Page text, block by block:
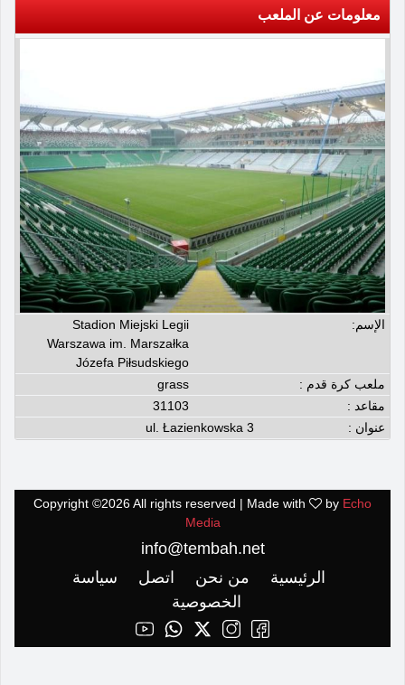
معلومات عن الملعب
الإسم:
Stadion Miejski Legii
Warszawa im. Marszałka
Józefa Piłsudskiego
ملعب كرة قدم :
grass
مقاعد :
31103
عنوان :
ul. Łazienkowska 3
Copyright ©2026 All rights reserved | Made with by Echo
Media
info@tembah.net
الرئيسية
من نحن اتصل
سياسة
الخصوصية